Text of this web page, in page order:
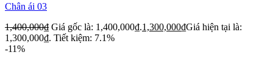
Chân ái 03
1,400,000₫ Giá gốc là: 1,400,000₫.1,300,000₫Giá hiện tại là:
1,300,000₫. Tiết kiệm: 7.1%
-11%